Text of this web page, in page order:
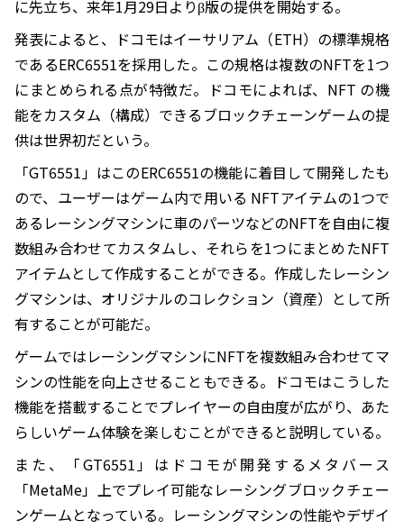
に先立ち、来年1月29日よりβ版の提供を開始する。
発表によると、ドコモはイーサリアム（ETH）の標準規格
であるERC6551を採用した。この規格は複数のNFTを1つ
にまとめられる点が特徴だ。ドコモによれば、NFT の機
能をカスタム（構成）できるブロックチェーンゲームの提
供は世界初だという。
「GT6551」はこのERC6551の機能に着目して開発したも
ので、ユーザーはゲーム内で用いる NFTアイテムの1つで
あるレーシングマシンに車のパーツなどのNFTを自由に複
数組み合わせてカスタムし、それらを1つにまとめたNFT
アイテムとして作成することができる。作成したレーシン
グマシンは、オリジナルのコレクション（資産）として所
有することが可能だ。
ゲームではレーシングマシンにNFTを複数組み合わせてマ
シンの性能を向上させることもできる。ドコモはこうした
機能を搭載することでプレイヤーの自由度が広がり、あた
らしいゲーム体験を楽しむことができると説明している。
また、「GT6551」はドコモが開発するメタバース
「MetaMe」上でプレイ可能なレーシングブロックチェー
ンゲームとなっている。レーシングマシンの性能やデザイ